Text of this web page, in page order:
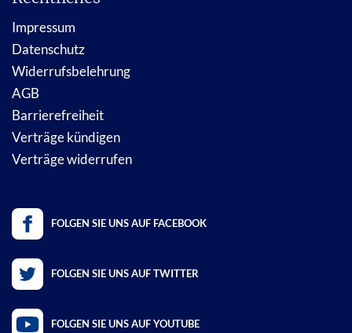
Impressum
Datenschutz
Widerrufsbelehrung
AGB
Barrierefreiheit
Verträge kündigen
Verträge widerrufen
FOLGEN SIE UNS AUF FACEBOOK
FOLGEN SIE UNS AUF TWITTER
FOLGEN SIE UNS AUF YOUTUBE